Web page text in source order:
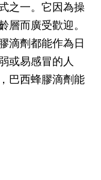
之一。它因為操
層而廣受歡迎。
滴劑都能作為日
或易感冒的人
巴西蜂膠滴劑能